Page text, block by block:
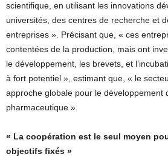
scientifique, en utilisant les innovations
universités, des centres de recherche et
entreprises ». Précisant que, « ces
contentées de la production, mais ont
le développement, les brevets, et
à fort potentiel », estimant que, « le
approche globale pour le développement
pharmaceutique ».
« La coopération est le seul moyen
objectifs fixés »